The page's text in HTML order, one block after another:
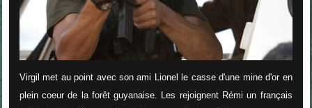
Virgil met au point avec son ami Lionel le casse d'une mine d'or en
plein coeur de la forêt guyanaise. Les rejoignent Rémi un français